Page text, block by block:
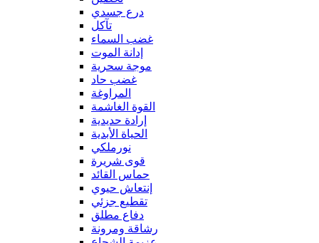
درع جسدي
تآكل
غضب السماء
إدانة الموت
موجة سحرية
غضب حاد
المراوغة
القوة الغاشمة
إرادة حديدية
الحياة الأبدية
نورملكي
قوى شريرة
حماس القائد
إنتعاش حيوي
تقطيع جزئي
دفاع مطلق
رشاقة ومرونة